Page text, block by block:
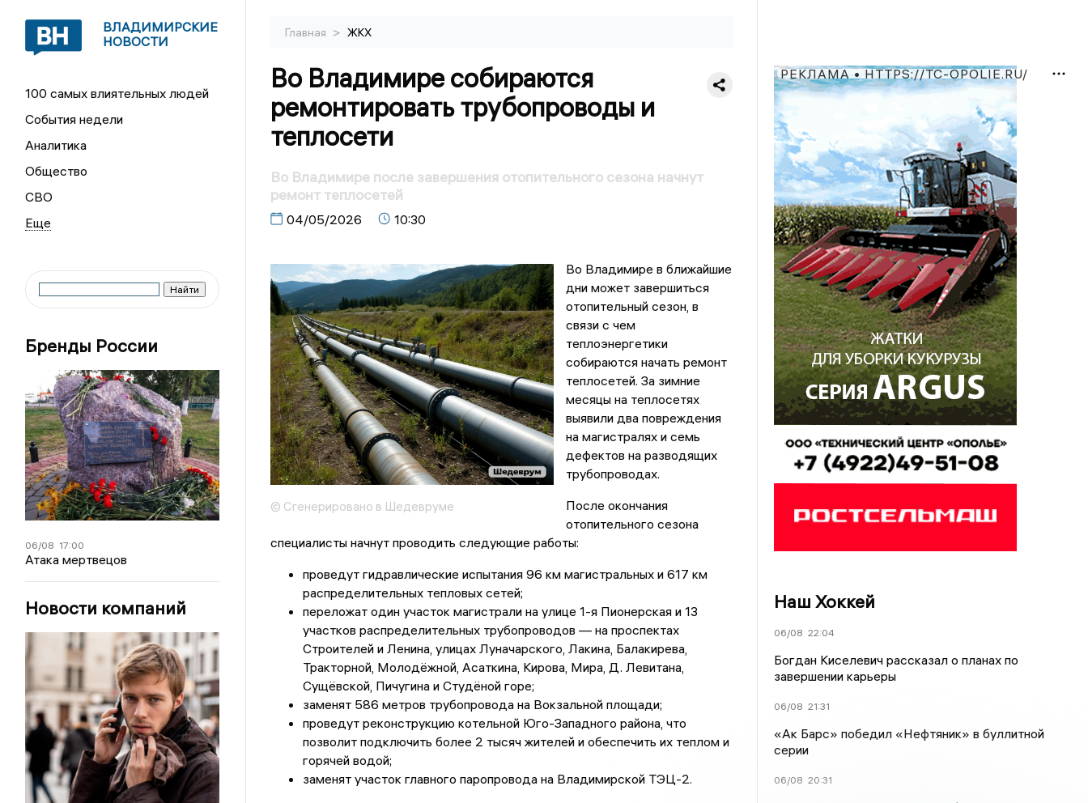
ВЛАДИМИРСКИЕ
НОВОСТИ
100 самых влиятельных людей
События недели
Аналитика
Общество
СВО
Бренды России
06/08 17:00
Атака мертвецов
Новости компаний
Главная > ЖКХ
Во Владимире собираются
ремонтировать трубопроводы и
теплосети
Во Владимире после завершения отопительного сезона начнут
ремонт теплосетей
04/05/2026 10:30
© Сгенерировано в Шедевруме
Во Владимире в ближайшие
дни может завершиться
отопительный сезон, в
связи с чем
теплоэнергетики
собираются начать ремонт
теплосетей. За зимние
месяцы на теплосетях
выявили два повреждения
на магистралях и семь
дефектов на разводящих
трубопроводах.
После окончания
отопительного сезона
специалисты начнут проводить следующие работы:
проведут гидравлические испытания 96 км магистральных и 617 км
распределительных тепловых сетей;
переложат один участок магистрали на улице 1-я Пионерская и 13
участков распределительных трубопроводов — на проспектах
Строителей и Ленина, улицах Луначарского, Лакина, Балакирева,
Тракторной, Молодёжной, Асаткина, Кирова, Мира, Д. Левитана,
Сущёвской, Пичугина и Студёной горе;
заменят 586 метров трубопровода на Вокзальной площади;
проведут реконструкцию котельной Юго-Западного района, что
позволит подключить более 2 тысяч жителей и обеспечить их теплом и
горячей водой;
заменят участок главного паропровода на Владимирской ТЭЦ-2.
РЕКЛАМА • HTTPS://TC-OPOLIE.RU/
Наш Хоккей
06/08 22:04
Богдан Киселевич рассказал о планах по
завершении карьеры
06/08 21:31
«Ак Барс» победил «Нефтяник» в буллитной
серии
06/08 20:31